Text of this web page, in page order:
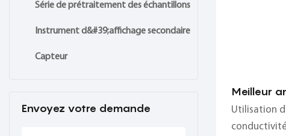
Série de prétraitement des échantillons
Instrument d&#39;affichage secondaire
Capteur
Envoyez votre demande
Meilleur
ligne CI-
Utilisation